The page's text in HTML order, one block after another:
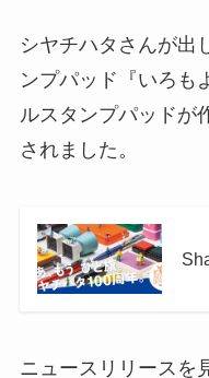
シヤチハタさんが出
ンプパッド『いろも
ルスタンプパッドが
されました。
ニュースリリースを